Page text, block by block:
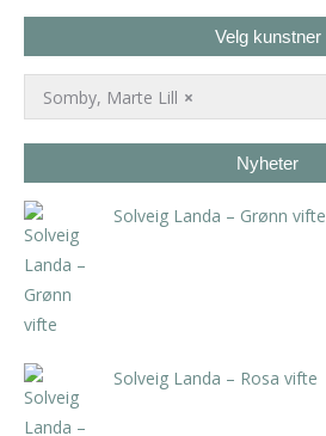
Velg kunstner
×
Somby, Marte Lill
Nyheter
Solveig Landa – Grønn vifte
Solveig Landa – Rosa vifte